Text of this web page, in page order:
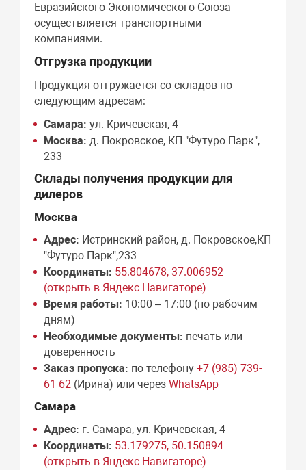
Евразийского Экономического Союза
осуществляется транспортными
компаниями.
Отгрузка продукции
Продукция отгружается со складов по
следующим адресам:
Самара: ул. Кричевская, 4
Москва: д. Покровское, КП "Футуро Парк",
233
Склады получения продукции для
дилеров
Москва
Адрес: Истринский район, д. Покровское,КП
"Футуро Парк",233
Координаты: 55.804678, 37.006952
(открыть в Яндекс Навигаторе)
Время работы: 10:00 – 17:00 (по рабочим
дням)
Необходимые документы: печать или
доверенность
Заказ пропуска: по телефону+7 (985) 739-
61-62 (Ирина) или черезWhatsApp
Самара
Адрес: г. Самара, ул. Кричевская, 4
Координаты: 53.179275, 50.150894
(открыть в Яндекс Навигаторе)